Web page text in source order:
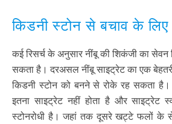
किडनी स्टोन से बचाव के लिए
कई रिसर्च के अनुसार नींबू की शिकंजी का
सकता है। दरअसल नींबू साइट्रेट का एक
किडनी स्टोन को बनने से रोके रह सकता
इतना साइट्रेट नहीं होता है और साइट्रेट
स्टोनरोधी है। जहां तक दूसरे खट्टे फलों के